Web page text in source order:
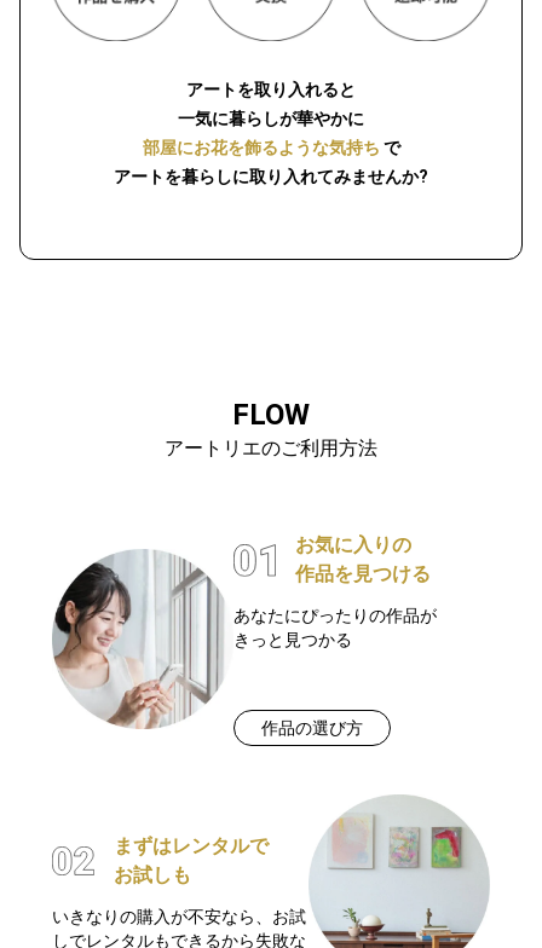
アートを取り入れると
一気に暮らしが華やかに
部屋にお花を飾るような気持ち で
アートを暮らしに取り入れてみませんか?
FLOW
アートリエのご利用方法
お気に入りの
作品を見つける
あなたにぴったりの作品が
きっと見つかる
作品の選び方
まずはレンタルで
お試しも
いきなりの購入が不安なら、お試
しでレンタルもできるから失敗な